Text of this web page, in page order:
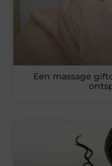
Een massage